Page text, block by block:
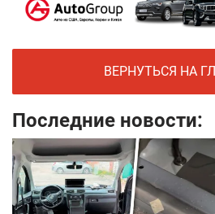
ВЕРНУТЬСЯ НА
Последние новости: